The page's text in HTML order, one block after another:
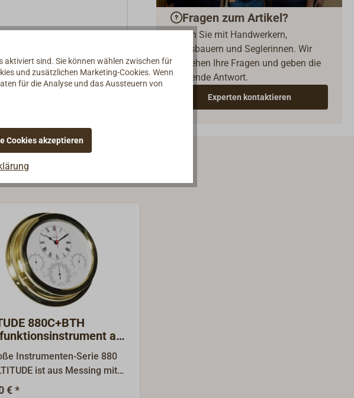
Fragen zum Artikel?
Reden Sie mit Handwerkern,
Bootsbauern und Seglerinnen. Wir
verstehen Ihre Fragen und geben die
passende Antwort.
Experten kontaktieren
880C+BTH
aus
Instrumenten-Serie 880
ist aus Messing mit
Oberfläche gefertigt.
€ *
aktiviert sind. Sie können wählen zwischen für
und zusätzlichen Marketing-Cookies. Wenn
für die Analyse und das Aussteuern von
Cookies akzeptieren